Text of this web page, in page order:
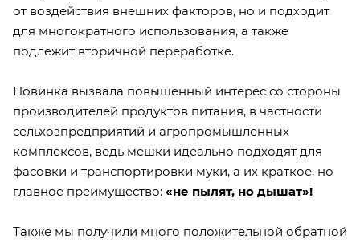
от воздействия внешних факторов, но и подходит
для многократного использования, а также
подлежит вторичной переработке.
Новинка вызвала повышенный интерес со стороны
производителей продуктов питания, в частности
сельхозпредприятий и агропромышленных
комплексов, ведь мешки идеально подходят для
фасовки и транспортировки муки, а их краткое, но
главное преимущество: «не пылят, но дышат»!
Также мы получили много положительной обратной